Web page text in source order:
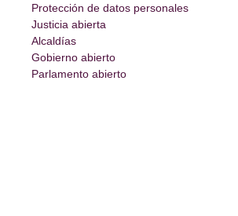
Protección de datos personales
Justicia abierta
Alcaldías
Gobierno abierto
Parlamento abierto